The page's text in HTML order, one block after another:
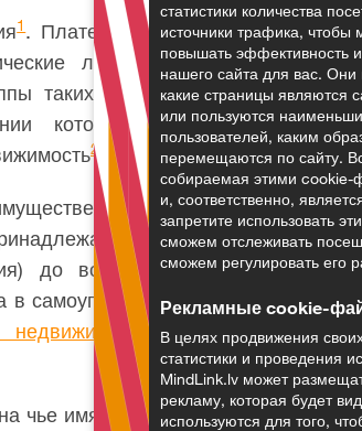
1. Плательщиками НН
лица, а также
таких лиц либо их
которых (или, в
2
право на
которому
до восстановления
в самоуправлении или
также
чье имя она занесена
статистики количества
источники трафика, чтобы
повышать эффективность
нашего сайта для вас. Они
какие страницы являются
или пользуются
пользователей, каким
перемещаются по сайту.
собираемая этими
и, соответственно,
запретите использовать
сможем отслеживать
сможем регулировать его
Рекламные cookie-
В целях продвижения
статистики и проведения
MindLink.lv может
рекламу, которая будет
используются для того,